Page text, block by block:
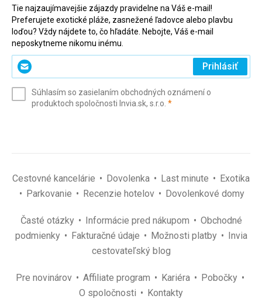
Tie najzaujímavejšie zájazdy pravidelne na Váš e-mail!
Preferujete exotické pláže, zasnežené ľadovce alebo plavbu
loďou? Vždy nájdete to, čo hľadáte. Nebojte, Váš e-mail
neposkytneme nikomu inému.
Zadajte
svoj
(povinné)
Prihlásiť
Súhlasím so zasielaním obchodných oznámení o
produktoch spoločnosti Invia.sk, s.r.o. *(povinné)
Cestovné kancelárie Dovolenka Last minute
Exotika
Parkovanie
Recenzie hotelov Dovolenkové domy
Časté otázky Informácie pred nákupom
Obchodné
podmienky
Fakturačné údaje Možnosti platby
Invia
cestovateľský blog
Pre novinárov Affiliate program Kariéra
Pobočky
O spoločnosti
Kontakty